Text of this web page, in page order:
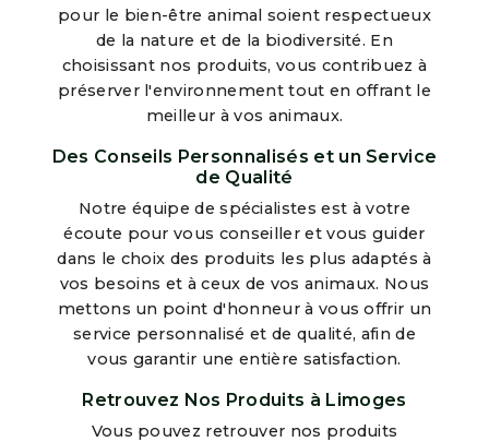
pour le bien-être animal soient respectueux
de la nature et de la biodiversité. En
choisissant nos produits, vous contribuez à
préserver l'environnement tout en offrant le
meilleur à vos animaux.
Des Conseils Personnalisés et un Service
de Qualité
Notre équipe de spécialistes est à votre
écoute pour vous conseiller et vous guider
dans le choix des produits les plus adaptés à
vos besoins et à ceux de vos animaux. Nous
mettons un point d'honneur à vous offrir un
service personnalisé et de qualité, afin de
vous garantir une entière satisfaction.
Retrouvez Nos Produits à Limoges
Vous pouvez retrouver nos produits